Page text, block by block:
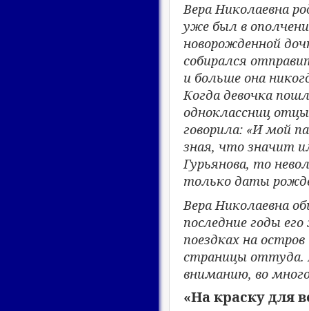
Вера Николаевна
уже был в
новорожденной
собирался
и больше она
Когда девочка
одноклассниц
говорила: «И мой
зная, что значит
Гурьянова, то
только даты
Вера Николаевна
последние годы
поездках на
страницы оттуда.
вниманию, во
«На краску для